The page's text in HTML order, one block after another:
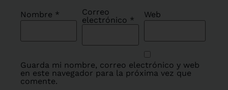
Nombre *
Correo
electrónico *
Web
Guarda mi nombre, correo electrónico y web
en este navegador para la próxima vez que
comente.